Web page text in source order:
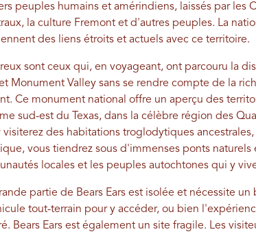
peuples humains et amérindiens, laissés par les
la culture Fremont et d'autres peuples. La
des liens étroits et actuels avec ce territoire.
sont ceux qui, en voyageant, ont parcouru la
et Monument Valley sans se rendre compte de la
Ce monument national offre un aperçu des
sud-est du Texas, dans la célèbre région des
visiterez des habitations troglodytiques
vous tiendrez sous d'immenses ponts naturels
locales et les peuples autochtones qui y
partie de Bears Ears est isolée et nécessite
tout-terrain pour y accéder, ou bien
Bears Ears est également un site fragile. Les